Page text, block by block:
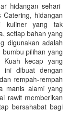
hidangan sehari-
hidangan
kuliner yang tak
setiap bahan yang
digunakan adalah
pilihan yang
Kuah kecap yang
ini dibuat dengan
rempah-rempah
manis alami yang
rawit memberikan
bersahabat bagi